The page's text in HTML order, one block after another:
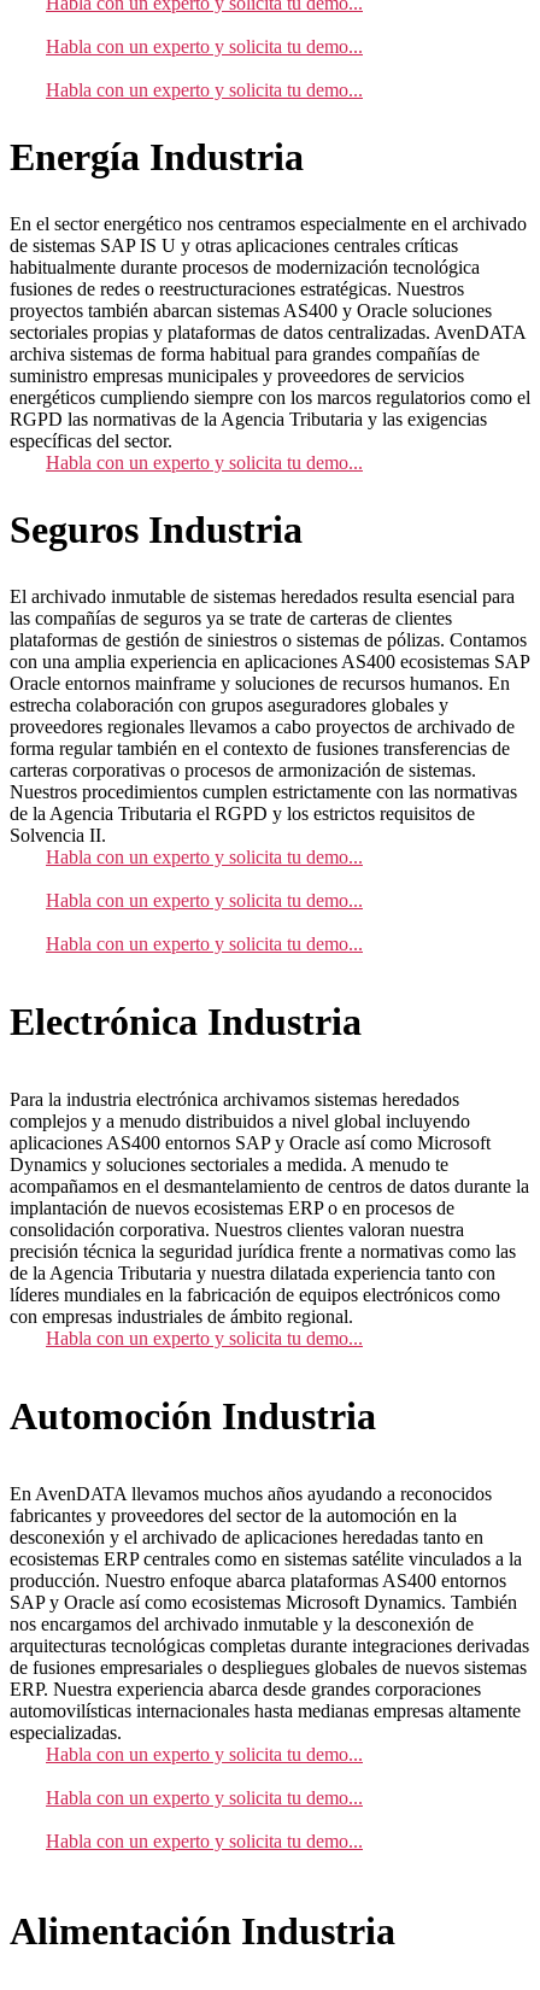
Habla con un experto y solicita tu demo...
Habla con un experto y solicita tu demo...
Energía Industria
En el sector energético nos centramos especialmente en el archivado
de sistemas SAP IS U y otras aplicaciones centrales críticas
habitualmente durante procesos de modernización tecnológica
fusiones de redes o reestructuraciones estratégicas. Nuestros
proyectos también abarcan sistemas AS400 y Oracle soluciones
sectoriales propias y plataformas de datos centralizadas. AvenDATA
archiva sistemas de forma habitual para grandes compañías de
suministro empresas municipales y proveedores de servicios
energéticos cumpliendo siempre con los marcos regulatorios como el
RGPD las normativas de la Agencia Tributaria y las exigencias
específicas del sector.
Habla con un experto y solicita tu demo...
Seguros Industria
El archivado inmutable de sistemas heredados resulta esencial para
las compañías de seguros ya se trate de carteras de clientes
plataformas de gestión de siniestros o sistemas de pólizas. Contamos
con una amplia experiencia en aplicaciones AS400 ecosistemas SAP
Oracle entornos mainframe y soluciones de recursos humanos. En
estrecha colaboración con grupos aseguradores globales y
proveedores regionales llevamos a cabo proyectos de archivado de
forma regular también en el contexto de fusiones transferencias de
carteras corporativas o procesos de armonización de sistemas.
Nuestros procedimientos cumplen estrictamente con las normativas
de la Agencia Tributaria el RGPD y los estrictos requisitos de
Solvencia II.
Habla con un experto y solicita tu demo...
Habla con un experto y solicita tu demo...
Habla con un experto y solicita tu demo...
Electrónica Industria
Para la industria electrónica archivamos sistemas heredados
complejos y a menudo distribuidos a nivel global incluyendo
aplicaciones AS400 entornos SAP y Oracle así como Microsoft
Dynamics y soluciones sectoriales a medida. A menudo te
acompañamos en el desmantelamiento de centros de datos durante la
implantación de nuevos ecosistemas ERP o en procesos de
consolidación corporativa. Nuestros clientes valoran nuestra
precisión técnica la seguridad jurídica frente a normativas como las
de la Agencia Tributaria y nuestra dilatada experiencia tanto con
líderes mundiales en la fabricación de equipos electrónicos como
con empresas industriales de ámbito regional.
Habla con un experto y solicita tu demo...
Automoción Industria
En AvenDATA llevamos muchos años ayudando a reconocidos
fabricantes y proveedores del sector de la automoción en la
desconexión y el archivado de aplicaciones heredadas tanto en
ecosistemas ERP centrales como en sistemas satélite vinculados a la
producción. Nuestro enfoque abarca plataformas AS400 entornos
SAP y Oracle así como ecosistemas Microsoft Dynamics. También
nos encargamos del archivado inmutable y la desconexión de
arquitecturas tecnológicas completas durante integraciones derivadas
de fusiones empresariales o despliegues globales de nuevos sistemas
ERP. Nuestra experiencia abarca desde grandes corporaciones
automovilísticas internacionales hasta medianas empresas altamente
especializadas.
Habla con un experto y solicita tu demo...
Habla con un experto y solicita tu demo...
Habla con un experto y solicita tu demo...
Alimentación Industria